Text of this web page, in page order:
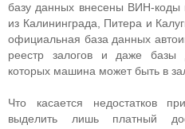
базу данных внесены ВИН-коды
из Калининграда, Питера и
официальная база данных
реестр залогов и даже базы
которых машина может быть в
Что касается недостатков
выделить лишь платный